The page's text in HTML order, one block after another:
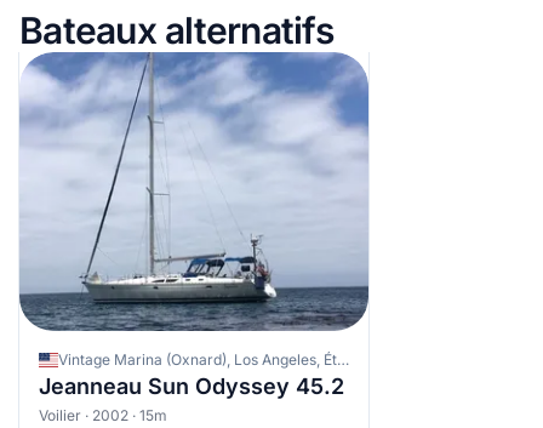
Bateaux alternatifs
Vintage Marina (Oxnard), Los Angeles, États-Unis
Jeanneau Sun Odyssey 45.2
Voilier · 2002 · 15m